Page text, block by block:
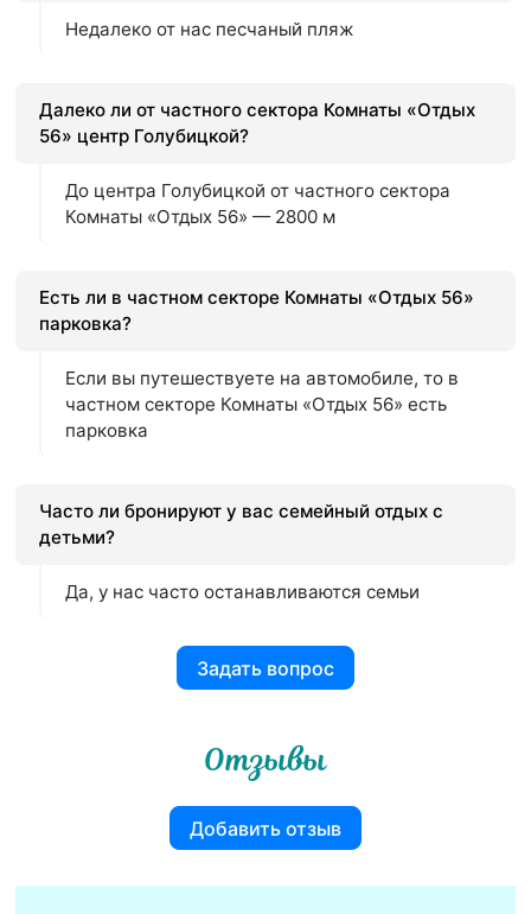
Недалеко от нас песчаный пляж
Далеко ли от частного сектора Комнаты «Отдых
56» центр Голубицкой?
До центра Голубицкой от частного сектора
Комнаты «Отдых 56» — 2800 м
Есть ли в частном секторе Комнаты «Отдых 56»
парковка?
Если вы путешествуете на автомобиле, то в
частном секторе Комнаты «Отдых 56» есть
парковка
Часто ли бронируют у вас семейный отдых с
детьми?
Да, у нас часто останавливаются семьи
Задать вопрос
Отзывы
Добавить отзыв